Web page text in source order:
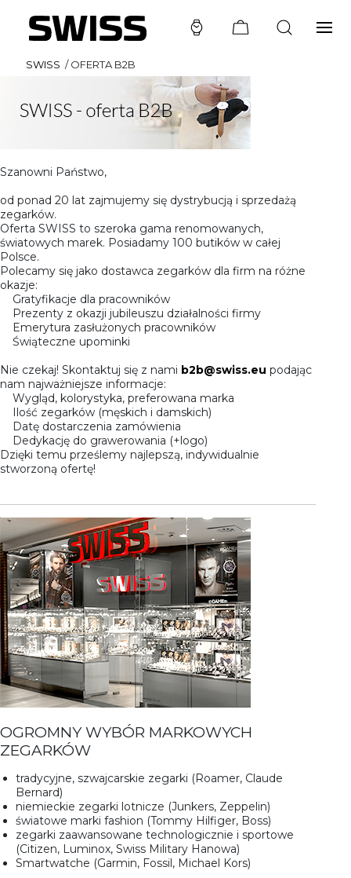
SWISS /OFERTA B2B
Szanowni Państwo,
od ponad 20 lat zajmujemy się dystrybucją i sprzedażą
zegarków.
Oferta SWISS to szeroka gama renomowanych,
światowych marek. Posiadamy 100 butików w całej
Polsce.
Polecamy się jako dostawca zegarków dla firm na różne
okazje:
Gratyfikacje dla pracowników
Prezenty z okazji jubileuszu działalności firmy
Emerytura zasłużonych pracowników
Świąteczne upominki
Nie czekaj! Skontaktuj się z nami b2b@swiss.eu podając
nam najważniejsze informacje:
Wygląd, kolorystyka, preferowana marka
Ilość zegarków (męskich i damskich)
Datę dostarczenia zamówienia
Dedykację do grawerowania (+logo)
Dzięki temu prześlemy najlepszą, indywidualnie
stworzoną ofertę!
OGROMNY WYBÓR MARKOWYCH
ZEGARKÓW
tradycyjne, szwajcarskie zegarki (Roamer, Claude
Bernard)
niemieckie zegarki lotnicze (Junkers, Zeppelin)
światowe marki fashion (Tommy Hilfiger, Boss)
zegarki zaawansowane technologicznie i sportowe
(Citizen, Luminox, Swiss Military Hanowa)
Smartwatche (Garmin, Fossil, Michael Kors)